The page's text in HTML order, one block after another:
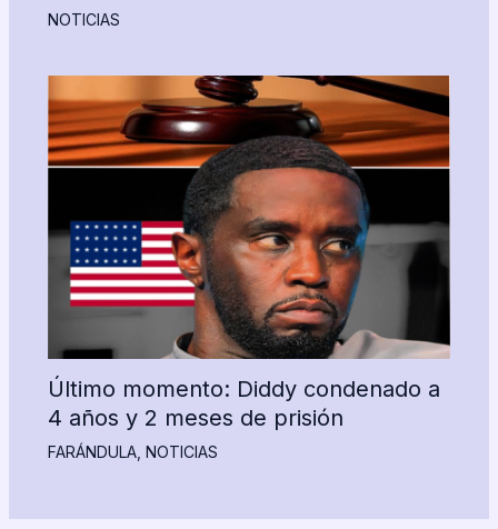
NOTICIAS
Último momento: Diddy condenado a
4 años y 2 meses de prisión
FARÁNDULA, NOTICIAS